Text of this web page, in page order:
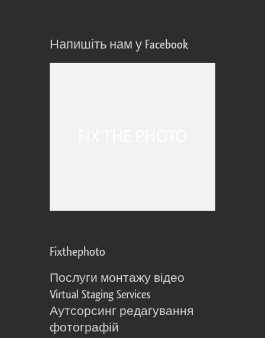
Напишіть нам у Facebook
Fixthephoto
Послуги монтажу відео
Virtual Staging Services
Аутсорсинг редагування
фотографій